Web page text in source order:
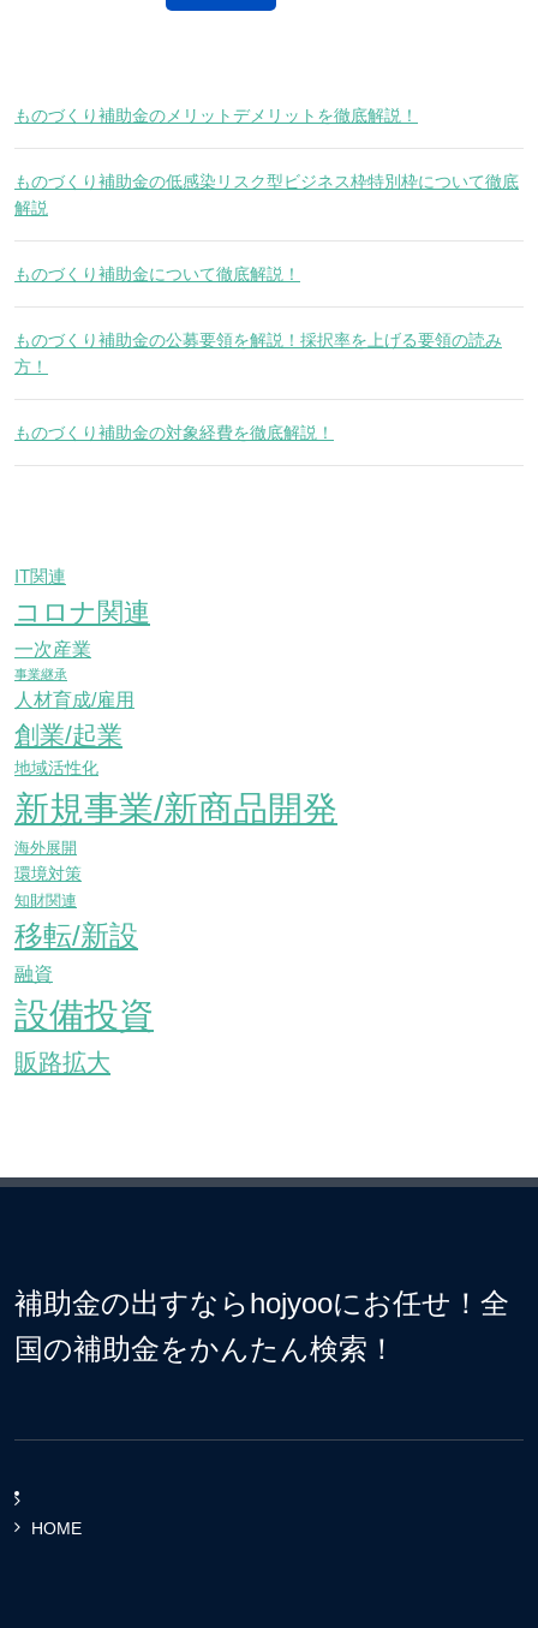
ものづくり補助金のメリットデメリットを徹底解説！
ものづくり補助金の低感染リスク型ビジネス枠特別枠について徹底
解説
ものづくり補助金について徹底解説！
ものづくり補助金の公募要領を解説！採択率を上げる要領の読み
方！
ものづくり補助金の対象経費を徹底解説！
IT関連
コロナ関連
一次産業
事業継承
人材育成/雇用
創業/起業
地域活性化
新規事業/新商品開発
海外展開
環境対策
知財関連
移転/新設
融資
設備投資
販路拡大
補助金の出すならhojyooにお任せ！全
国の補助金をかんたん検索！
HOME